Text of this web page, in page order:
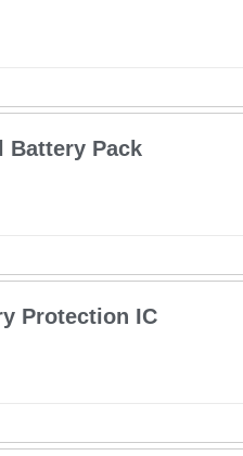
Battery Pack
Protection IC